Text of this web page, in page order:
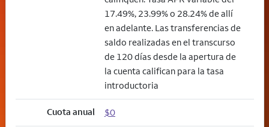
17.49%, 23.99% o 28.24% de allí
en adelante. Las transferencias de
saldo realizadas en el transcurso
de 120 días desde la apertura de
la cuenta califican para la tasa
introductoria
Cuota anual $0